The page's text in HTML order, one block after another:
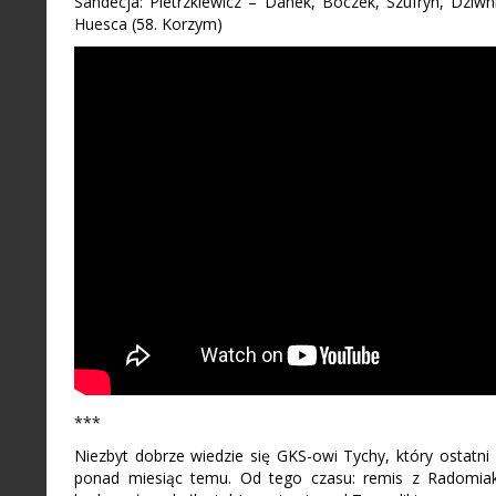
Huesca (58. Korzym)
***
Niezbyt dobrze wiedzie się GKS-owi Tychy, który
ponad miesiąc temu. Od tego czasu: remis z